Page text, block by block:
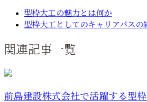
型枠大工の魅力とは何か
型枠大工としてのキャリアパスの
関連記事一覧
前島建設株式会社で活躍する型